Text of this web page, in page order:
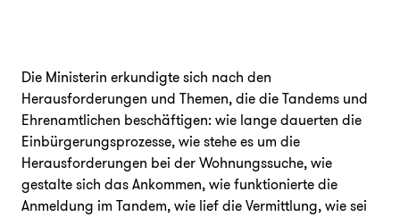
Die Ministerin erkundigte sich nach den
Herausforderungen und Themen, die die Tandems und
Ehrenamtlichen beschäftigen: wie lange dauerten die
Einbürgerungsprozesse, wie stehe es um die
Herausforderungen bei der Wohnungssuche, wie
gestalte sich das Ankommen, wie funktionierte die
Anmeldung im Tandem, wie lief die Vermittlung, wie sei